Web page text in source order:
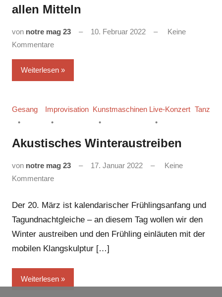
allen Mitteln
von notre mag 23 10. Februar 2022
Keine
Kommentare
Weiterlesen
Gesang Improvisation Kunstmaschinen Live-Konzert Tanz
Akustisches Winteraustreiben
von notre mag 23 17. Januar 2022
Keine
Kommentare
Der 20. März ist kalendarischer Frühlingsanfang und
Tagundnachtgleiche – an diesem Tag wollen wir den
Winter austreiben und den Frühling einläuten mit der
mobilen Klangskulptur […]
Weiterlesen